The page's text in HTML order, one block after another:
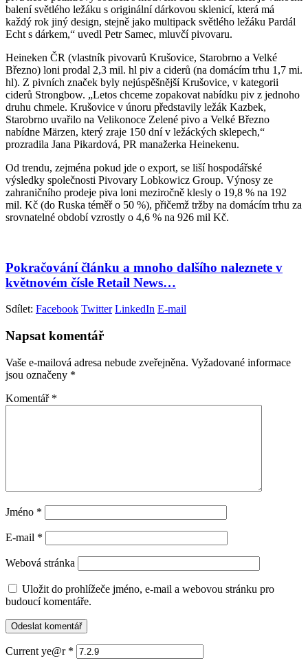
balení světlého ležáku s originální dárkovou sklenicí, která má
každý rok jiný design, stejně jako multipack světlého ležáku Pardál
Echt s dárkem,“ uvedl Petr Samec, mluvčí pivovaru.
Heineken ČR (vlastník pivovarů Krušovice, Starobrno a Velké
Březno) loni prodal 2,3 mil. hl piv a ciderů (na domácím trhu 1,7 mi.
hl). Z pivních značek byly nejúspěšnější Krušovice, v kategorii
ciderů Strongbow. „Letos chceme zopakovat nabídku piv z jednoho
druhu chmele. Krušovice v únoru představily ležák Kazbek,
Starobrno uvařilo na Velikonoce Zelené pivo a Velké Březno
nabídne Märzen, který zraje 150 dní v ležáckých sklepech,“
prozradila Jana Pikardová, PR manažerka Heinekenu.
Od trendu, zejména pokud jde o export, se liší hospodářské
výsledky společnosti Pivovary Lobkowicz Group. Výnosy ze
zahraničního prodeje piva loni meziročně klesly o 19,8 % na 192
mil. Kč (do Ruska téměř o 50 %), přičemž tržby na domácím trhu za
srovnatelné období vzrostly o 4,6 % na 926 mil Kč.
Pokračování článku a mnoho dalšího naleznete v
květnovém čísle Retail News…
Sdílet: Facebook Twitter LinkedIn E-mail
Napsat komentář
Vaše e-mailová adresa nebude zveřejněna. Vyžadované informace
jsou označeny *
Komentář *
Jméno *
E-mail *
Webová stránka
Uložit do prohlížeče jméno, e-mail a webovou stránku pro
budoucí komentáře.
Current ye@r *